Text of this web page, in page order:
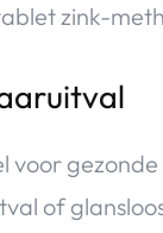
zink-
voor
of